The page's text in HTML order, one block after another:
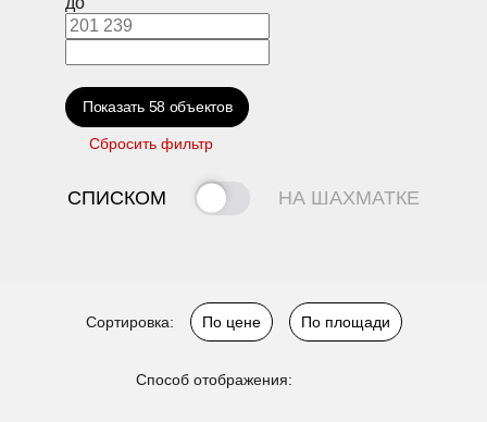
Показать 58 объектов
Сбросить фильтр
СПИСКОМ НА ШАХМАТКЕ
Сортировка: По цене По площади
Способ отображения: